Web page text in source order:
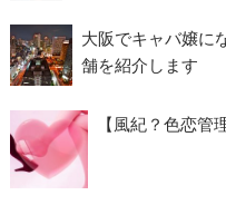
大阪でキャバ嬢に
舗を紹介します
【風紀？色恋管